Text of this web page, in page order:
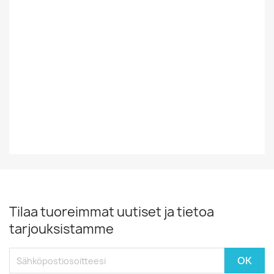
Tilaa tuoreimmat uutiset ja tietoa
tarjouksistamme